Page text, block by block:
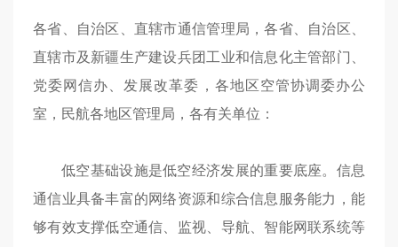
各省、自治区、直辖市通信管理局，各省、自治区、
直辖市及新疆生产建设兵团工业和信息化主管部门、
党委网信办、发展改革委，各地区空管协调委办公
室，民航各地区管理局，各有关单位：
低空基础设施是低空经济发展的重要底座。信息
通信业具备丰富的网络资源和综合信息服务能力，能
够有效支撑低空通信、监视、导航、智能网联系统等